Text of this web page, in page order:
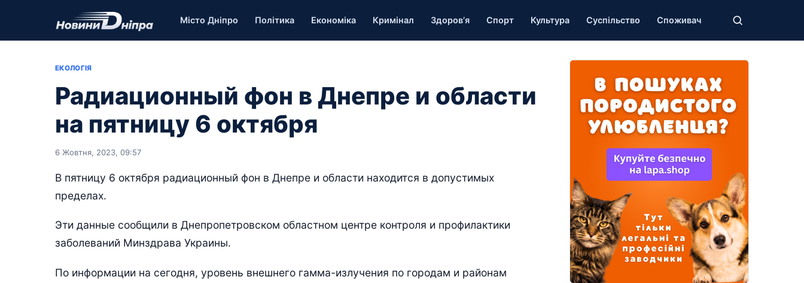
Місто Дніпро Політика Економіка Кримінал Здоров’я Спорт Культура Суспільство Споживач
ЕКОЛОГІЯ
Радиационный фон в Днепре и области
на пятницу 6 октября
6 Жовтня, 2023, 09:57
В пятницу 6 октября радиационный фон в Днепре и области находится в допустимых
пределах.
Эти данные сообщили в Днепропетровском областном центре контроля и профилактики
заболеваний Минздрава Украины.
По информации на сегодня, уровень внешнего гамма-излучения по городам и районам